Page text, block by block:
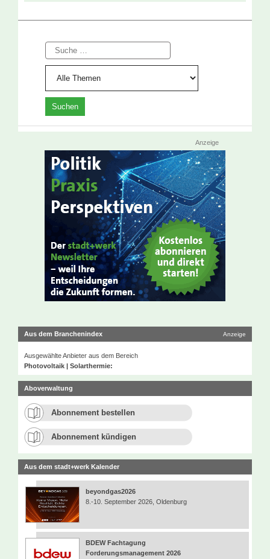
Suche
Anzeige
Aus dem Branchenindex Anzeige
Ausgewählte Anbieter aus dem Bereich
Photovoltaik | Solarthermie:
Aboverwaltung
Abonnement bestellen
Abonnement kündigen
Aus dem stadt+werk Kalender
beyondgas2026
8.-10. September 2026, Oldenburg
BDEW Fachtagung
Forderungsmanagement 2026